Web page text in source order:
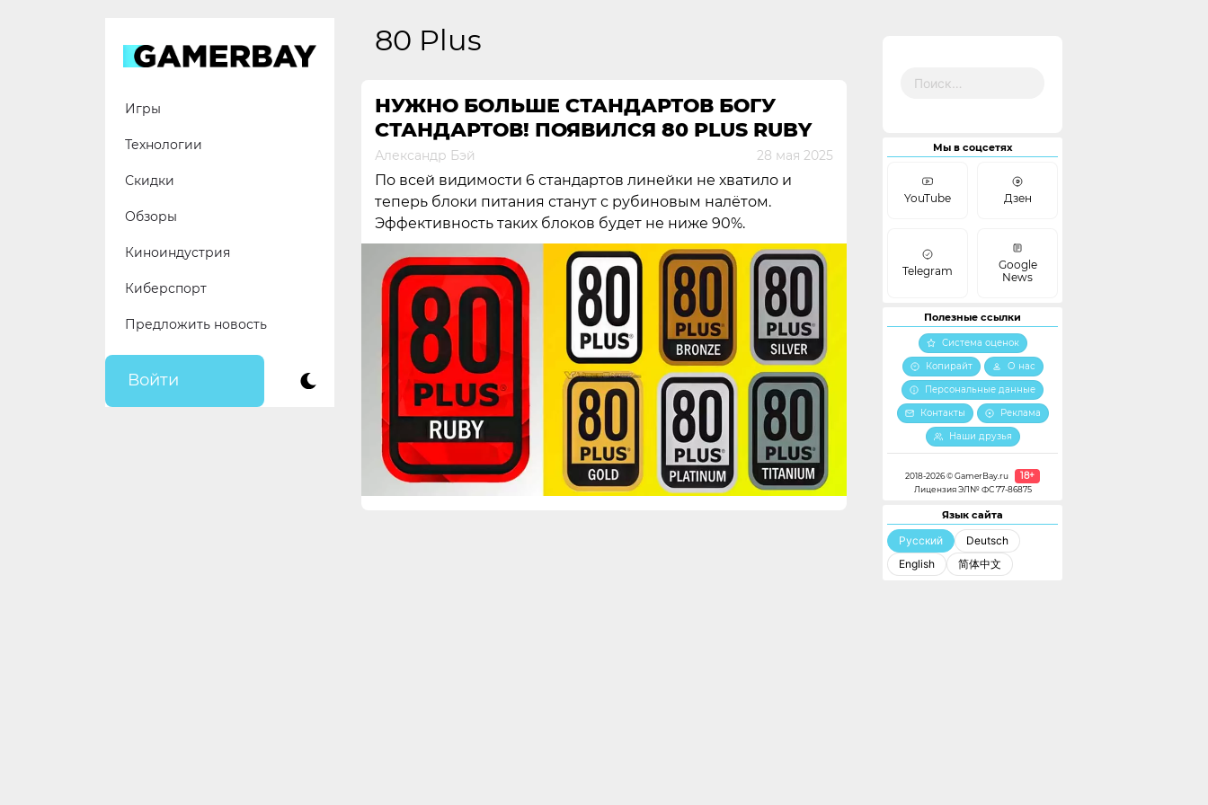
Игры
Технологии
Скидки
Обзоры
Киноиндустрия
Киберспорт
Предложить новость
Войти
80 Plus
НУЖНО БОЛЬШЕ СТАНДАРТОВ БОГУ
СТАНДАРТОВ! ПОЯВИЛСЯ 80 PLUS RUBY
Александр Бэй 28 мая 2025
По всей видимости 6 стандартов линейки не хватило и
теперь блоки питания станут с рубиновым налётом.
Эффективность таких блоков будет не ниже 90%.
Мы в соцсетях
YouTube Дзен
Telegram
Google
News
Полезные ссылки
Система оценок
Копирайт
О нас
Персональные данные
Контакты
Реклама
Наши друзья
2018-2026 © GamerBay.ru 18+
Лицензия ЭЛ№ ФС 77-86875
Язык сайта
Русский
Deutsch
English
简体中文